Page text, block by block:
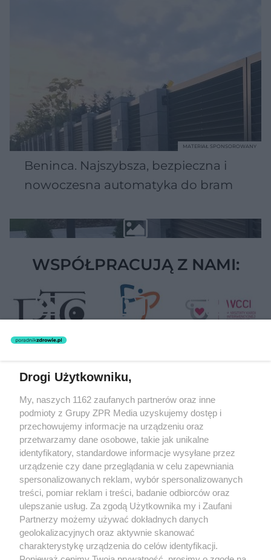
Beninca. Najszybsza, bezpieczna i
nowoczesna automatyka do bram
MATERIAŁ SPONSOROWANY
WSPÓŁPRACUJĄ Z NAMI:
rozpowszechniany lub dalej rozpowszechniany w jakikolwiek sposób
(w tym także elektroniczny lub mechaniczny) na jakimkolwiek polu
eksploatacji w jakiejkolwiek formie, włącznie z umieszczaniem w
Internecie bez pisemnej zgody właściciela praw. Jakiekolwiek użycie
lub wykorzystanie utworów w całości lub w części z naruszeniem
prawa, tzn. bez właściwej zgody, jest zabronione pod groźbą kary i
może być ścigane prawnie.
O nas
Drogi Użytkowniku,
My, naszych 1162 zaufanych partnerów oraz inne
podmioty z Grupy ZPR Media uzyskujemy dostęp i
przechowujemy informacje na urządzeniu oraz
przetwarzamy dane osobowe, takie jak unikalne
identyfikatory, standardowe informacje wysyłane przez
urządzenie czy dane przeglądania w celu zapewniania
spersonalizowanych reklam, wybór spersonalizowanych
treści, pomiar reklam i treści, badanie odbiorców oraz
ulepszanie usług. Za zgodą Użytkownika my i Zaufani
Partnerzy możemy używać dokładnych danych
geolokalizacyjnych oraz aktywnie skanować
charakterystykę urządzenia do celów identyfikacji.